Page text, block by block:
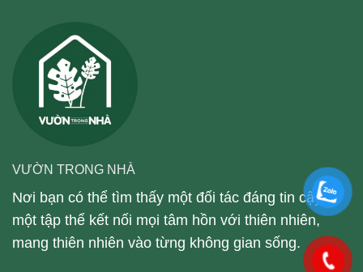
VƯỜN TRONG NHÀ
Nơi bạn có thể tìm thấy một đối tác đáng tin cậy,
một tập thể kết nối mọi tâm hồn với thiên nhiên,
mang thiên nhiên vào từng không gian sống.